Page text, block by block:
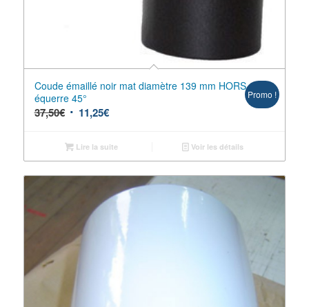
Coude émaillé noir mat diamètre 139 mm HORS
équerre 45°
37,50€ 11,25€
Promo !
Lire la suite Voir les détails